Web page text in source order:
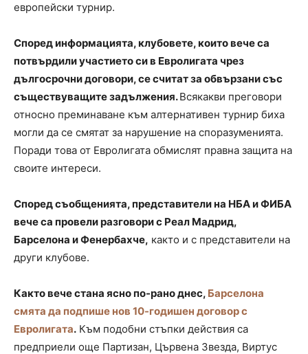
европейски турнир.
Според информацията, клубовете, които вече са
потвърдили участието си в Евролигата чрез
дългосрочни договори, се считат за обвързани със
съществуващите задължения.Всякакви преговори
относно преминаване към алтернативен турнир биха
могли да се смятат за нарушение на споразуменията.
Поради това от Евролигата обмислят правна защита на
своите интереси.
Според съобщенията, представители на НБА и ФИБА
вече са провели разговори с Реал Мадрид,
Барселона и Фенербахче, както и с представители на
други клубове.
Както вече стана ясно по-рано днес, Барселона
смята да подпише нов 10-годишен договор с
Евролигата. Към подобни стъпки действия са
предприели още Партизан, Цървена Звезда, Виртус